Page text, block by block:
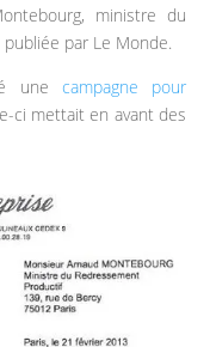
ministre du
par Le Monde.
une campagne pour
ci mettait en avant des